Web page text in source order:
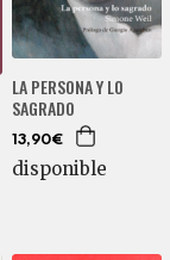
LA PERSONA Y LO
SAGRADO
13,90€
disponible